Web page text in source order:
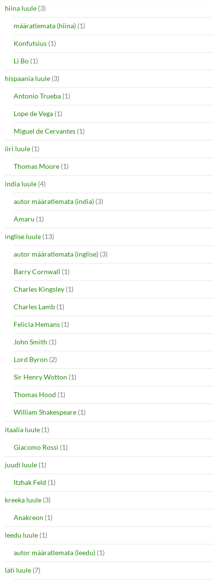
hiina luule (3)
määratlemata (hiina) (1)
Konfutsius (1)
Li Bo (1)
hispaania luule (3)
Antonio Trueba (1)
Lope de Vega (1)
Miguel de Cervantes (1)
iiri luule (1)
Thomas Moore (1)
india luule (4)
autor määratlemata (india) (3)
Amaru (1)
inglise luule (13)
autor määratlemata (inglise) (3)
Barry Cornwall (1)
Charles Kingsley (1)
Charles Lamb (1)
Felicia Hemans (1)
John Smith (1)
Lord Byron (2)
Sir Henry Wotton (1)
Thomas Hood (1)
William Shakespeare (1)
itaalia luule (1)
Giacomo Rossi (1)
juudi luule (1)
Itzhak Feld (1)
kreeka luule (3)
Anakreon (1)
leedu luule (1)
autor määratlemata (leedu) (1)
läti luule (7)